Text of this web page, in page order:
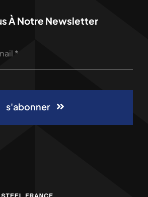
À Notre Newsletter
s'abonner